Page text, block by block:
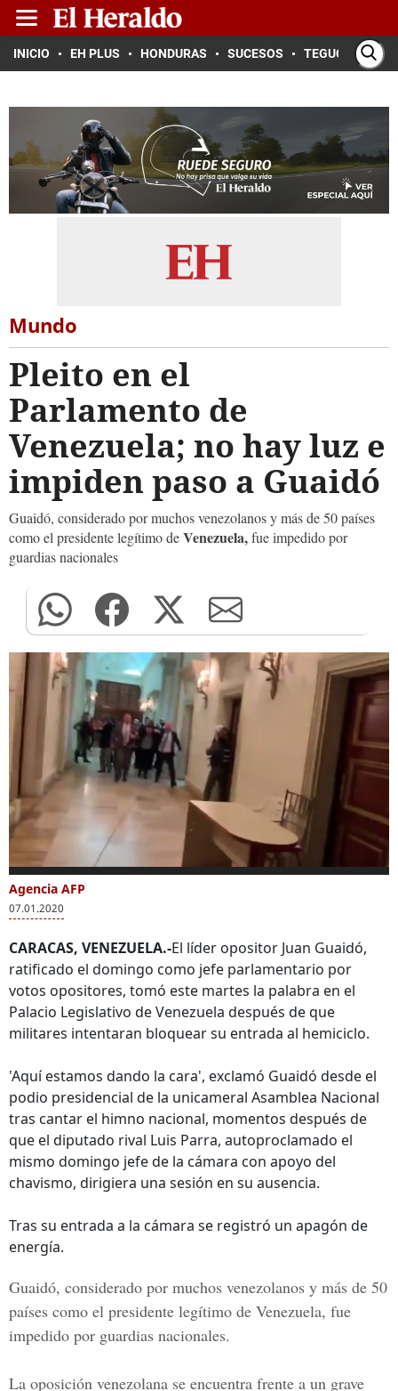
INICIO EH PLUS HONDURAS SUCESOS TEGUCIGALPA
Mundo
Pleito en el
Parlamento de
Venezuela; no hay luz e
impiden paso a Guaidó
Guaidó, considerado por muchos venezolanos y más de 50 países
como el presidente legítimo deVenezuela,fue impedido por
guardias nacionales
0
of
24
seconds
Más Videos
Diputado rival de
Guaidó se
autoproclama
Parlamento con
apoyo del chavismo
Guaidó denuncia
intimidación de
fuerzas de
Agencia AFP
07.01.2020
CARACAS, VENEZUELA.-El líder opositor Juan Guaidó,
ratificado el domingo como jefe parlamentario por
votos opositores, tomó este martes la palabra en el
Palacio Legislativo de Venezuela después de que
militares intentaran bloquear su entrada al hemiciclo.
'Aquí estamos dando la cara', exclamó Guaidó desde el
podio presidencial de la unicameral Asamblea Nacional
tras cantar el himno nacional, momentos después de
que el diputado rival Luis Parra, autoproclamado el
mismo domingo jefe de la cámara con apoyo del
chavismo, dirigiera una sesión en su ausencia.
Tras su entrada a la cámara se registró un apagón de
energía.
Guaidó, considerado por muchos venezolanos y más de 50
países como el presidente legítimo de Venezuela, fue
impedido por guardias nacionales.
La oposición venezolana se encuentra frente a un grave